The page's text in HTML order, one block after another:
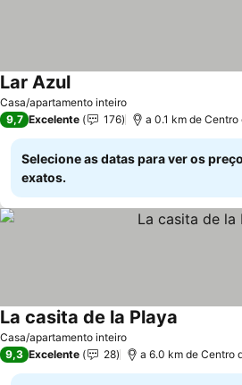
Casa/apartamento inteiro
Lar AzulVer preços
9,7 Excelente 176 a 0.1 km de
Selecione as datas para ver os
exatos.
Casa/apartamento inteiro
La casita de la Playa
9,3 Excelente 28 a 6.0 km de Centro